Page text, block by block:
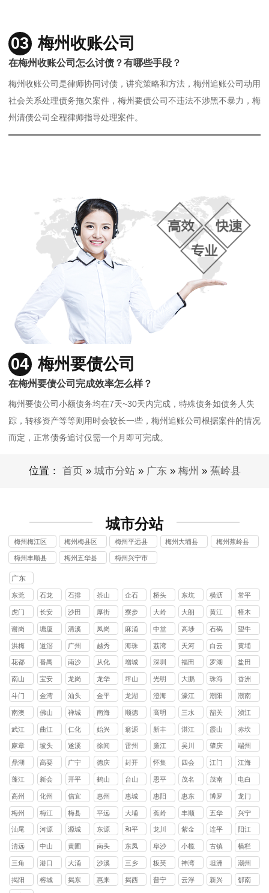
03 梅州收账公司
在梅州收账公司怎么讨债？有哪些手段？
梅州收账公司是律师协同讨债，讲究策略和方法，梅州追账公司动用
社会关系处理债务拖欠案件，梅州要债公司不违法不涉黑不暴力，梅
州清债公司全程律师指导处理案件。
04 梅州要债公司
在梅州要债公司完成效率怎么样？
梅州要债公司小额债务均在7天~30天内完成，特殊债务如债务人失
踪，转移资产等等则用时会较长一些，梅州追账公司根据案件的情况
而定，正常债务追讨仅需一个月即可完成。
位置： 首页 » 城市分站» 广东» 梅州 » 蕉岭县
城市分站
梅州梅江区
讨债公司
梅州梅县区
讨债公司
梅州平远县
讨债公司
梅州大埔县
梅州蕉岭县
梅州丰顺县
讨债公司
梅州五华县
梅州兴宁市
广东
东莞
石龙
镇
石排
镇
茶山
镇
企石
镇
桥头
镇
东坑
镇
横沥
镇
常平
镇
虎门
镇
长安
镇
沙田
镇
厚街
镇
寮步
镇
大岭
山镇
大朗
镇
黄江
镇
樟木
头镇
谢岗
镇
塘厦
镇
清溪
镇
凤岗
镇
麻涌
镇
中堂
镇
高埗
镇
石碣
镇
望牛
墩镇
洪梅
镇
道滘
镇
广州
越秀
区
海珠
区
荔湾
区
天河
区
白云
区
黄埔
区
花都
区
番禺
区
南沙
区
从化
区
增城
区
深圳
福田
区
罗湖
区
盐田
区
南山
区
宝安
区
龙岗
区
龙华
区
坪山
区
光明
区
大鹏
新区
珠海
香洲
区
斗门
区
金湾
区
汕头
金平
区
龙湖
区
澄海
区
濠江
区
潮阳
区
潮南
区
南澳
县
佛山
禅城
区
南海
区
顺德
区
高明
区
三水
区
韶关
浈江
区
武江
区
曲江
区
仁化
县
始兴
县
翁源
县
新丰
县
湛江
霞山
区
赤坎
区
麻章
区
坡头
区
遂溪
县
徐闻
县
雷州
市
廉江
市
吴川
市
肇庆
端州
区
鼎湖
区
高要
区
广宁
县
德庆
县
封开
县
怀集
县
四会
市
江门
江海
区
蓬江
区
新会
区
开平
县
鹤山
县
台山
县
恩平
县
茂名
茂南
区
电白
区
高州
市
化州
市
信宜
市
惠州
惠城
区
惠阳
区
惠东
县
博罗
县
龙门
县
梅州
梅江
区
梅县
区
平远
县
大埔
县
蕉岭
县
丰顺
县
五华
县
兴宁
市
汕尾 河源
源城
区
东源
县
和平
县
龙川
县
紫金
县
连平
县
阳江
清远 中山
黄圃
镇
南头
镇
东凤
镇
阜沙
镇
小榄
镇
古镇
镇
横栏
镇
三角
镇
港口
镇
大涌
镇
沙溪
镇
三乡
镇
板芙
镇
神湾
镇
坦洲
镇
潮州
揭阳
榕城
揭东
惠来
揭西
普宁
云浮
新兴
郁南